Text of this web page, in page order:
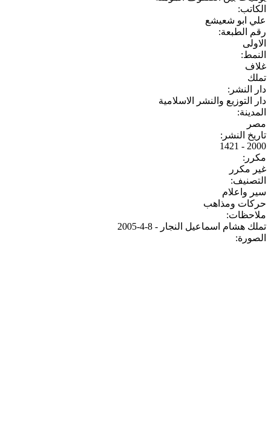
الكاتب:
علي ابو شعيشع
رقم الطبعة:
الاولى
النمط:
غلاف
تملك
دار النشر:
دار التوزيع والنشر الاسلامية
المدينة:
مصر
تاريخ النشر:
2000 - 1421
مكرر:
غير مكرر
التصنيف:
سير واعلام
حركات ومذاهب
ملاحظات:
تملك هشام اسماعيل النجار - 8-4-2005
الصورة: